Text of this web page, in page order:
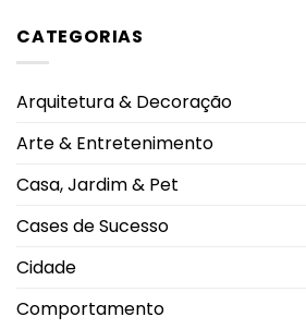
oncológico
do
mundo
2026
Brasileiro
Felipe
Neto
Juliane
viagem
Grécia
CATEGORIAS
Arquitetura & Decoração
Arte & Entretenimento
Casa, Jardim & Pet
Cases de Sucesso
Cidade
Comportamento